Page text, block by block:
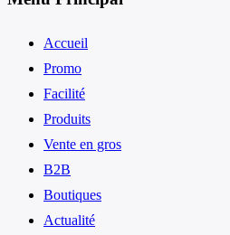
Accueil
Promo
Facilité
Produits
Vente en gros
B2B
Boutiques
Actualité